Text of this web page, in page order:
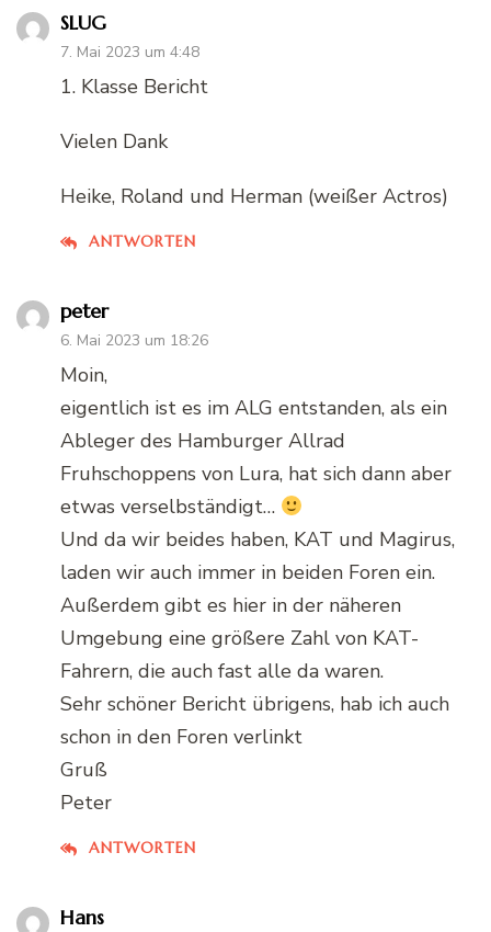
SLUG
7. Mai 2023 um 4:48
ANTWORTEN
1. Klasse Bericht
Vielen Dank
Heike, Roland und Herman (weißer Actros)
peter
6. Mai 2023 um 18:26
ANTWORTEN
Moin,
eigentlich ist es im ALG entstanden, als ein
Ableger des Hamburger Allrad
Fruhschoppens von Lura, hat sich dann aber
etwas verselbständigt…
Und da wir beides haben, KAT und Magirus,
laden wir auch immer in beiden Foren ein.
Außerdem gibt es hier in der näheren
Umgebung eine größere Zahl von KAT-
Fahrern, die auch fast alle da waren.
Sehr schöner Bericht übrigens, hab ich auch
schon in den Foren verlinkt
Gruß
Peter
Hans